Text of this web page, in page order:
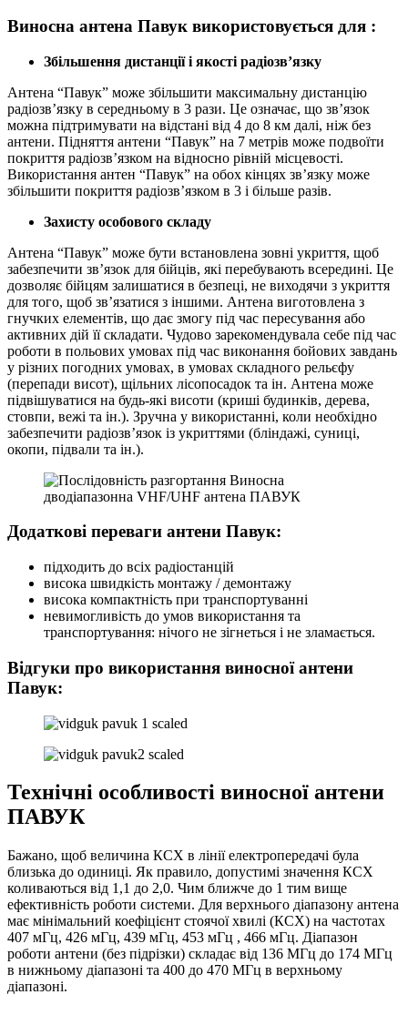
Виносна антена Павук використовується для :
Збільшення дистанції і якості радіозв’язку
Антена “Павук” може збільшити максимальну дистанцію
радіозв’язку в середньому в 3 рази. Це означає, що зв’язок
можна підтримувати на відстані від 4 до 8 км далі, ніж без
антени. Підняття антени “Павук” на 7 метрів може подвоїти
покриття радіозв’язком на відносно рівній місцевості.
Використання антен “Павук” на обох кінцях зв’язку може
збільшити покриття радіозв’язком в 3 і більше разів.
Захисту особового складу
Антена “Павук” може бути встановлена ​​зовні укриття, щоб
забезпечити зв’язок для бійців, які перебувають всередині. Це
дозволяє бійцям залишатися в безпеці, не виходячи з укриття
для того, щоб зв’язатися з іншими. Антена виготовлена з
гнучких елементів, що дає змогу під час пересування або
активних дій її складати. Чудово зарекомендувала себе під час
роботи в польових умовах під час виконання бойових завдань
у різних погодних умовах, в умовах складного рельєфу
(перепади висот), щільних лісопосадок та ін. Антена може
підвішуватися на будь-які висоти (криші будинків, дерева,
стовпи, вежі та ін.). Зручна у використанні, коли необхідно
забезпечити радіозв’язок із укриттями (бліндажі, суниці,
окопи, підвали та ін.).
Додаткові переваги антени Павук:
підходить до всіх радіостанцій
висока швидкість монтажу / демонтажу
висока компактність при транспортуванні
невимогливість до умов використання та
транспортування: нічого не зігнеться і не зламається.
Відгуки про використання виносної антени
Павук:
Технічні особливості виносної антени
ПАВУК
Бажано, щоб величина КСХ в лінії електропередачі була
близька до одиниці. Як правило, допустимі значення КСХ
коливаються від 1,1 до 2,0. Чим ближче до 1 тим вище
ефективність роботи системи. Для верхнього діапазону антена
має мінімальний коефіцієнт стоячої хвилі (КСХ) на частотах
407 мГц, 426 мГц, 439 мГц, 453 мГц , 466 мГц. Діапазон
роботи антени (без підрізки) складає від 136 МГц до 174 МГц
в нижньому діапазоні та 400 до 470 МГц в верхньому
діапазоні.